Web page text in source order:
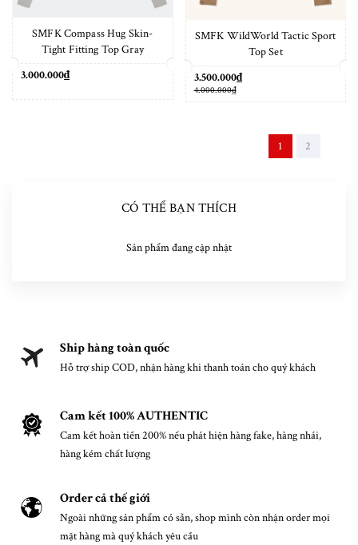
SMFK Compass Hug Skin-
Tight Fitting Top Gray
3.000.000₫
SMFK WildWorld Tactic Sport
Top Set
3.500.000₫
4.000.000₫
1 2
CÓ THỂ BẠN THÍCH
Sản phẩm đang cập nhật
Ship hàng toàn quốc
Hỗ trợ ship COD, nhận hàng khi thanh toán cho quý khách
Cam kết 100% AUTHENTIC
Cam kết hoàn tiền 200% nếu phát hiện hàng fake, hàng nhái,
hàng kém chất lượng
Order cả thế giới
Ngoài những sản phẩm có sẵn, shop mình còn nhận order mọi
mặt hàng mà quý khách yêu cầu